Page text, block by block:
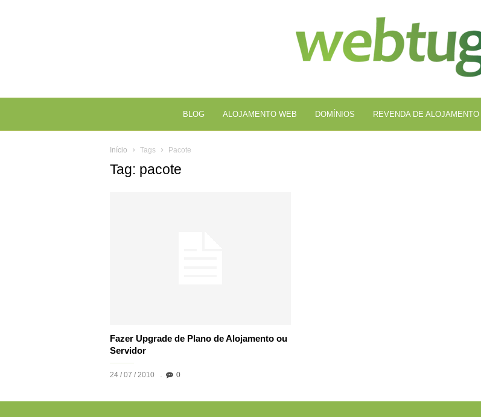
BLOG ALOJAMENTO WEB DOMÍNIOS REVENDA DE ALOJAMENTO
Início Tags Pacote
Tag: pacote
Fazer Upgrade de Plano de Alojamento ou
Servidor
24 / 07 / 2010 0